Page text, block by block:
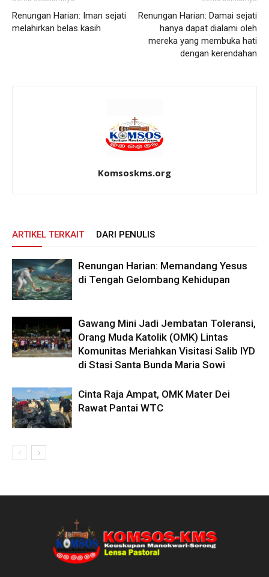
Renungan Harian: Iman sejati
melahirkan belas kasih
Renungan Harian: Damai sejati
hanya dapat dialami oleh
mereka yang membuka hati
dengan kerendahan
Komsoskms.org
ARTIKEL TERKAIT DARI PENULIS
Renungan Harian: Memandang Yesus
di Tengah Gelombang Kehidupan
Gawang Mini Jadi Jembatan Toleransi,
Orang Muda Katolik (OMK) Lintas
Komunitas Meriahkan Visitasi Salib IYD
di Stasi Santa Bunda Maria Sowi
Cinta Raja Ampat, OMK Mater Dei
Rawat Pantai WTC